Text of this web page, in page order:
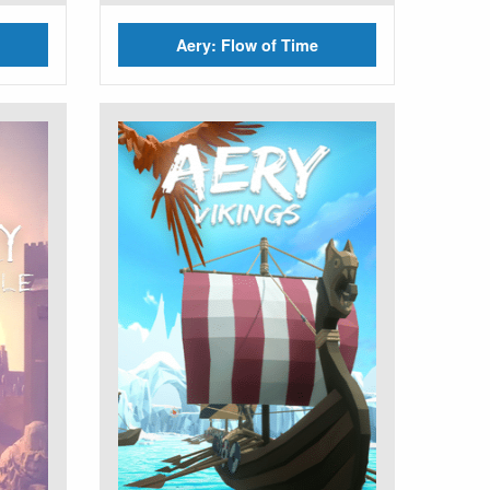
Aery: Flow of Time